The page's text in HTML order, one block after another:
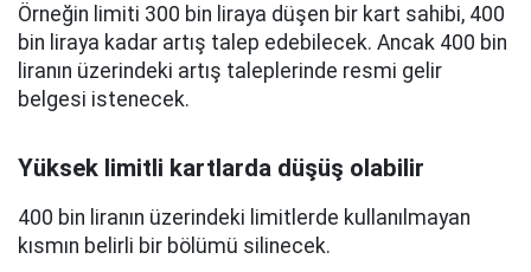
Örneğin limiti 300 bin liraya düşen bir kart sahibi, 400
bin liraya kadar artış talep edebilecek. Ancak 400 bin
liranın üzerindeki artış taleplerinde resmi gelir
belgesi istenecek.
Yüksek limitli kartlarda düşüş olabilir
400 bin liranın üzerindeki limitlerde kullanılmayan
kısmın belirli bir bölümü silinecek.